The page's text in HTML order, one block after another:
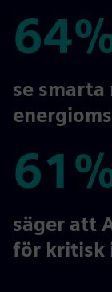
64%
se
61%
säger att
för kritisk